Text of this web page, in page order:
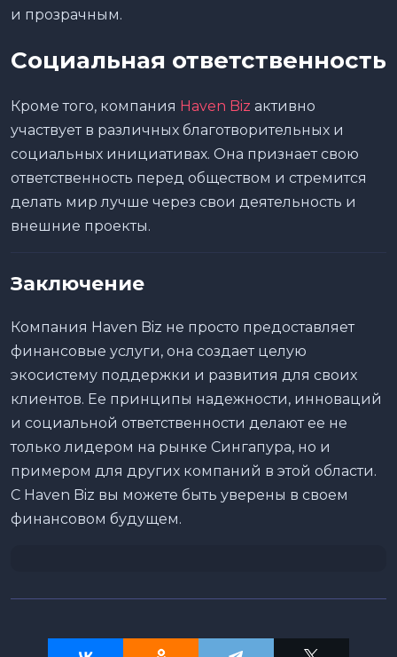
и прозрачным.
Социальная ответственность
Кроме того, компания Haven Biz активно
участвует в различных благотворительных и
социальных инициативах. Она признает свою
ответственность перед обществом и стремится
делать мир лучше через свои деятельность и
внешние проекты.
Заключение
Компания Haven Biz не просто предоставляет
финансовые услуги, она создает целую
экосистему поддержки и развития для своих
клиентов. Ее принципы надежности, инноваций
и социальной ответственности делают ее не
только лидером на рынке Сингапура, но и
примером для других компаний в этой области.
С Haven Biz вы можете быть уверены в своем
финансовом будущем.